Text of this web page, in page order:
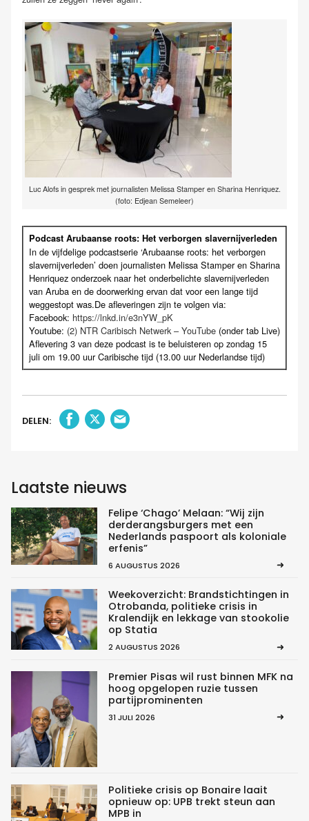
Luc Alofs in gesprek met journalisten Melissa Stamper en Sharina Henriquez.
(foto: Edjean Semeleer)
Podcast Arubaanse roots: Het verborgen slavernijverleden
In de vijfdelige podcastserie ‘Arubaanse roots: het verborgen
slavernijverleden’ doen journalisten Melissa Stamper en Sharina
Henriquez onderzoek naar het onderbelichte slavernijverleden
van Aruba en de doorwerking ervan dat voor een lange tijd
weggestopt was.De afleveringen zijn te volgen via:
Facebook: https://lnkd.in/e3nYW_pK
Youtube: (2) NTR Caribisch Netwerk – YouTube (onder tab Live)
Aflevering 3 van deze podcast is te beluisteren op zondag 15
juli om 19.00 uur Caribische tijd (13.00 uur Nederlandse tijd)
DELEN:
Laatste nieuws
Felipe ‘Chago’ Melaan: “Wij zijn
derderangsburgers met een
Nederlands paspoort als koloniale
erfenis”
6 AUGUSTUS 2026
Weekoverzicht: Brandstichtingen in
Otrobanda, politieke crisis in
Kralendijk en lekkage van stookolie
op Statia
2 AUGUSTUS 2026
Premier Pisas wil rust binnen MFK na
hoog opgelopen ruzie tussen
partijprominenten
31 JULI 2026
Politieke crisis op Bonaire laait
opnieuw op: UPB trekt steun aan
MPB in